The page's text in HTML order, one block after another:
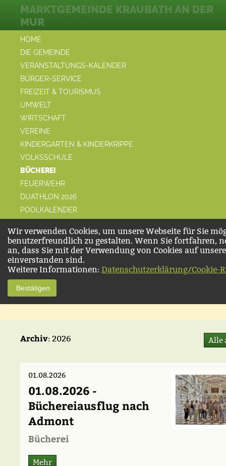
HOME
DIE GEMEINDE
VERANSTALTUNGS-KALENDER
BÜRGER-SERVICE
FREIZEIT & TOURISMUS
UMWELT
WIRTSCHAFT
VEREINE
KINDERGARTEN & KINDERKRIPPE
VOLKSSCHULE
BÜCHEREI
FEUERWEHR
DUATHLON 2026
POOLKALENDER
MARKTGEMEINDE KRAUBATH AN DER
MUR
Wir verwenden Cookies, um unsere Webseite für Sie
benutzerfreundlich zu gestalten. Wenn Sie fortfahren,
an, dass Sie mit der Verwendung von Cookies auf
einverstanden sind.
Weitere Informationen: Datenschutzerklärung/Cookie-
Bestätigen
Archiv: 2026 Alle
01.08.2026
01.08.2026 -
Büchereiausflug nach
Admont
Bücherei
Mehr